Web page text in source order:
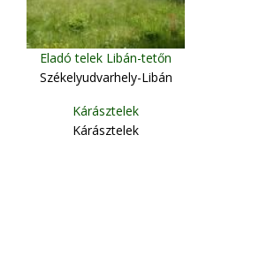
Eladó telek Libán-tetőn
Székelyudvarhely-Libán
Kárásztelek
Kárásztelek